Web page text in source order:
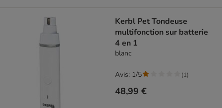
Kerbl Pet Tondeuse
multifonction sur batterie
4 en 1
blanc
48,99 €
Avis: 1/5 (1)